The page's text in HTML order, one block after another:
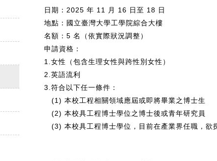
日期：2025 年 11 月 16 日至 18 日
地點：國立臺灣大學工學院綜合大樓
名額：5 名（依實際狀況調整）
申請資格：
1.女性（包含生理女性與跨性別女性）
2.英語流利
3.符合以下任一條件：
(1) 本校工程相關領域應屆或即將畢業之博士生
(2) 本校具工程博士學位之博士後或青年研究員
(3) 本校具工程博士學位，目前在產業界任職，欲